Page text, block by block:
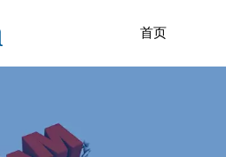
首页